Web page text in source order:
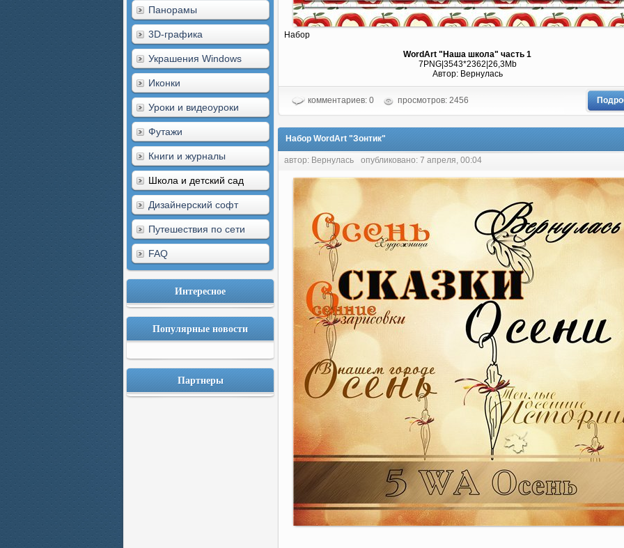
Панорамы
3D-графика
Украшения Windows
Иконки
Уроки и видеоуроки
Футажи
Книги и журналы
Школа и детский сад
Дизайнерский софт
Путешествия по сети
FAQ
Интересное
Популярные новости
Партнеры
Набор
WordArt "Наша школа" часть 1
7PNG|3543*2362|26,3Mb
Автор: Вернулась
комментариев: 0 просмотров: 2456
Набор WordArt "Зонтик"
автор: Вернулась опубликовано: 7 апреля, 00:04